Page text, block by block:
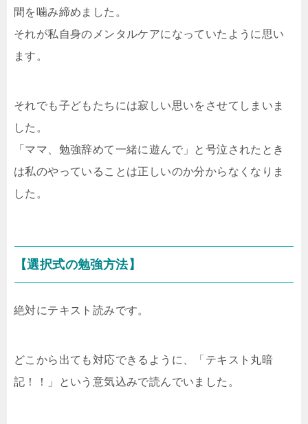
間を噛み締めました。
それが私自身のメンタルケアになっていたように思い
ます。
それでも子どもたちには寂しい思いをさせてしまいま
した。
「ママ、勉強辞めて一緒に遊んで」と号泣されたとき
は私のやっていることは正しいのか分からなくなりま
した。
【選択式の勉強方法】
絶対にテキスト読みです。
どこから出ても対応できるように、「テキスト丸暗
記！！」という意気込みで読んでいました。